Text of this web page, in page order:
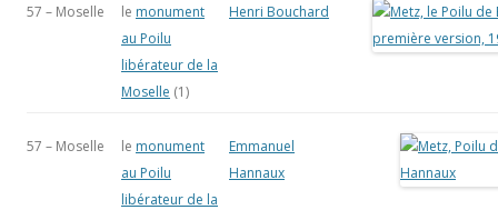
57 – Moselle le monument
au Poilu
libérateur de la
Moselle (1)
Henri Bouchard
57 – Moselle le monument
au Poilu
libérateur de la
Emmanuel
Hannaux